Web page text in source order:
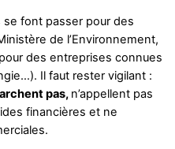
font passer pour des
de l’Environnement,
pour des entreprises connues
Il faut rester vigilant :
pas, n’appellent pas
financières et ne